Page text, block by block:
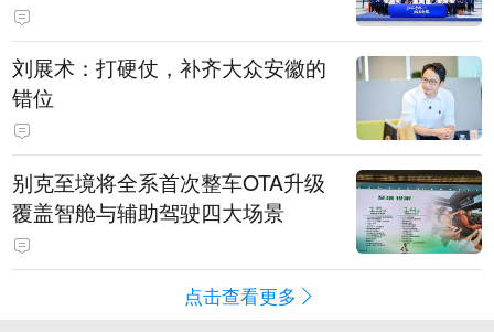
刘展术：打硬仗，补齐大众安徽的
错位
别克至境将全系首次整车OTA升级
覆盖智舱与辅助驾驶四大场景
点击查看更多